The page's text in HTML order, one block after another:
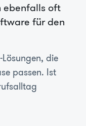
ebenfalls oft
für den
die
passen. Ist